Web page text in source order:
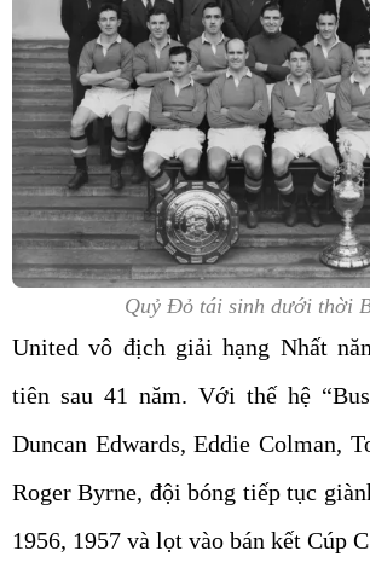
Quỷ Đỏ tái sinh dưới thời
United vô địch giải hạng Nhất
tiên sau 41 năm. Với thế hệ
Duncan Edwards, Eddie Colman,
Roger Byrne, đội bóng tiếp tục
1956, 1957 và lọt vào bán kết Cúp